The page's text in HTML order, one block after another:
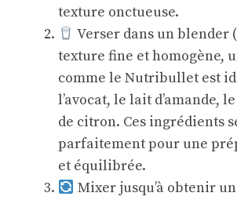
texture onctueuse.
Verser dans un blender
texture fine et homogène,
comme le Nutribullet est
l’avocat, le lait d’amande,
de citron. Ces ingrédients
parfaitement pour une
et équilibrée.
Mixer jusqu’à obtenir